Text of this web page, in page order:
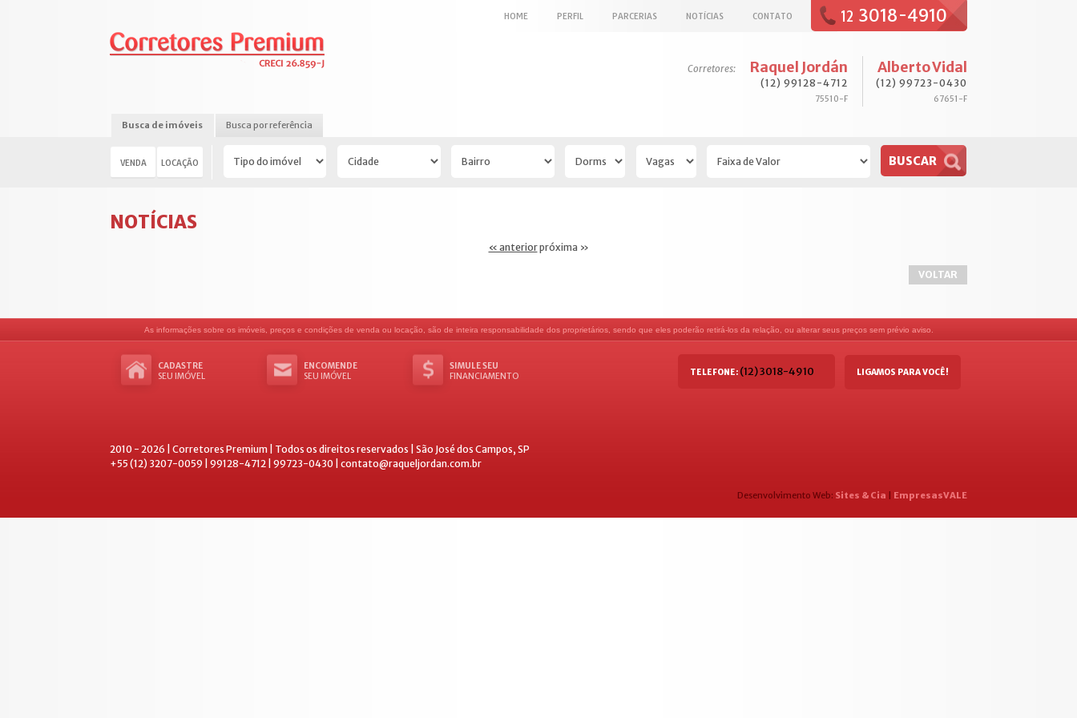
12 3018-4910
HOME PERFIL PARCERIAS NOTÍCIAS CONTATO
Corretores: Raquel Jordán
(12) 99128-4712
75510-F
Alberto Vidal
(12) 99723-0430
67651-F
Busca de imóveis Busca por referência
VENDA LOCAÇÃO
NOTÍCIAS
« anteriorpróxima »
VOLTAR
As informações sobre os imóveis, preços e condições de venda ou locação, são de inteira responsabilidade dos proprietários, sendo que eles poderão retirá-los da relação, ou alterar seus preços sem prévio aviso.
CADASTRE
SEU IMÓVEL
ENCOMENDE
SEU IMÓVEL
SIMULE SEU
FINANCIAMENTO
TELEFONE: (12) 3018-4910 LIGAMOS PARA VOCÊ!
2010 - 2026 | Corretores Premium | Todos os direitos reservados | São José dos Campos, SP
+55 (12) 3207-0059 | 99128-4712 | 99723-0430 | contato@raqueljordan.com.br
Desenvolvimento Web: Sites & Cia EmpresasVALE